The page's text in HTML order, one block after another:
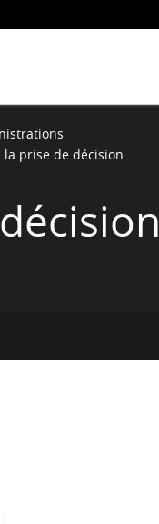
la prise de décision